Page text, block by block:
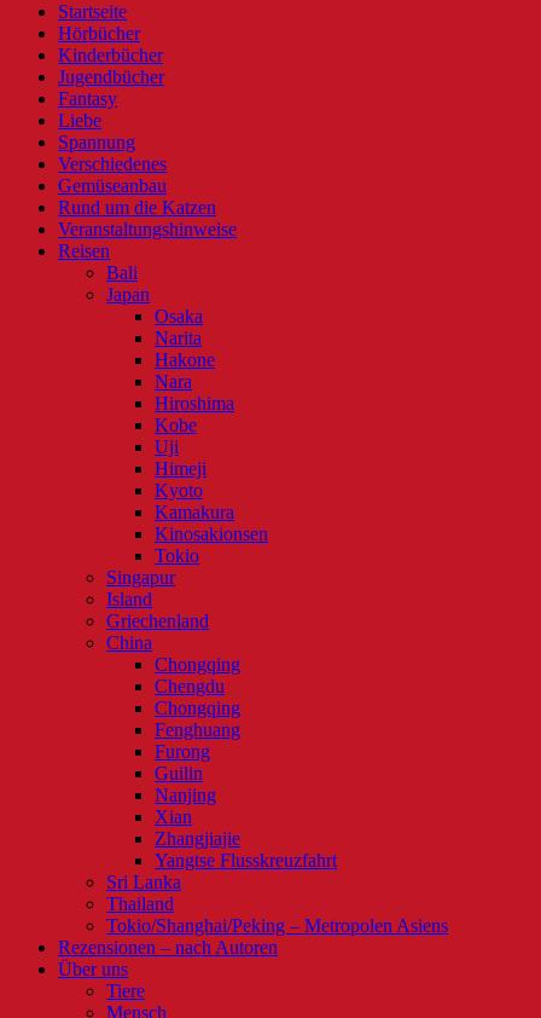
Startseite
Hörbücher
Kinderbücher
Jugendbücher
Fantasy
Liebe
Spannung
Verschiedenes
Gemüseanbau
Rund um die Katzen
Veranstaltungshinweise
Reisen
Bali
Japan
Osaka
Narita
Hakone
Nara
Hiroshima
Kobe
Uji
Himeji
Kyoto
Kamakura
Kinosakionsen
Tokio
Singapur
Island
Griechenland
China
Chongqing
Chengdu
Chongqing
Fenghuang
Furong
Guilin
Nanjing
Xian
Zhangjiajie
Yangtse Flusskreuzfahrt
Sri Lanka
Thailand
Tokio/Shanghai/Peking – Metropolen Asiens
Rezensionen – nach Autoren
Über uns
Tiere
Mensch